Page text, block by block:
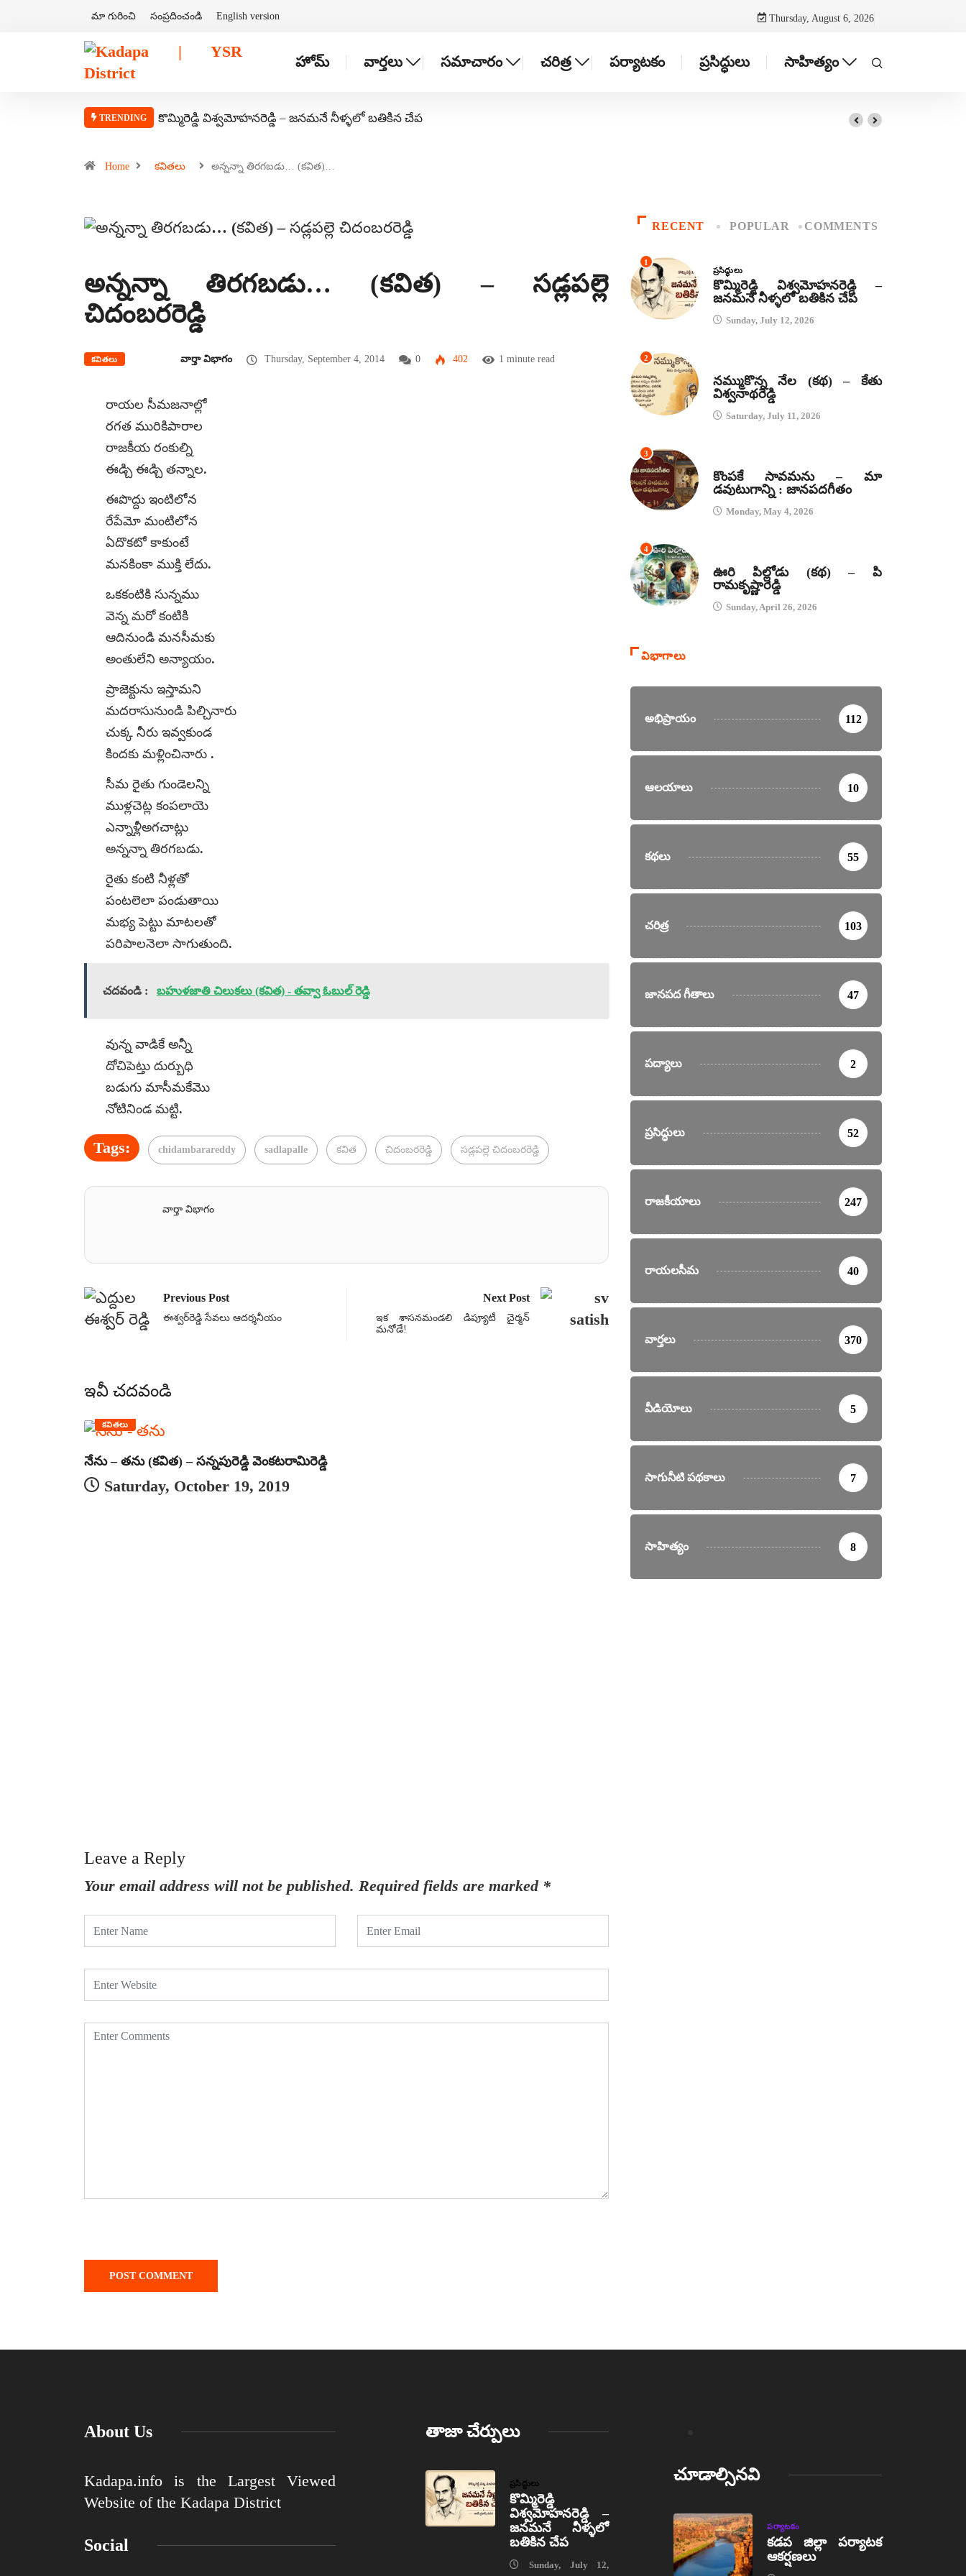
మా గురించి సంప్రదించండి English version Thursday, August 6, 2026
హోమ్ వార్తలు సమాచారం చరిత్ర పర్యాటకం ప్రసిద్ధులు సాహిత్యం
TRENDING కొమ్మిరెడ్డి విశ్వమోహనరెడ్డి – జనమనే నీళ్ళలో బతికిన చేప
Home కవితలు అన్నన్నా తిరగబడు… (కవిత)…
అన్నన్నా తిరగబడు… (కవిత) – సడ్లపల్లె
చిదంబరరెడ్డి
కవితలు వార్తా విభాగం Thursday, September 4, 2014 0 402 1 minute read
రాయల సీమజనాల్లో
రగత మురికిపారాల
రాజకీయ రంకుల్ని
ఈడ్చి ఈడ్చి తన్నాల.
ఈపొద్దు ఇంటిలోన
రేపేమో మంటిలోన
ఏదొకటో కాకుంటే
మనకింకా ముక్తి లేదు.
ఒకకంటికి సున్నము
వెన్న మరో కంటికి
ఆదినుండి మనసీమకు
అంతులేని అన్యాయం.
ప్రాజెక్టును ఇస్తామని
మదరాసునుండి పిల్చినారు
చుక్క నీరు ఇవ్వకుండ
కిందకు మళ్లించినారు .
సీమ రైతు గుండెలన్ని
ముళ్లచెట్ల కంపలాయె
ఎన్నాళ్లీఅగచాట్లు
అన్నన్నా తిరగబడు.
రైతు కంటి నీళ్లతో
పంటలెలా పండుతాయి
మభ్య పెట్టు మాటలతో
పరిపాలనెలా సాగుతుంది.
చదవండి : బహుళజాతి చిలుకలు (కవిత) - తవ్వా ఓబుల్ రెడ్డి
వున్న వాడికే అన్నీ
దోచిపెట్తు దుర్బుధి
బడుగు మాసీమకేమొ
నోటినిండ మట్టి.
Tags: chidambarareddy sadlapalle కవిత చిదంబరరెడ్డి సడ్లపల్లె చిదంబరరెడ్డి
వార్తా విభాగం
Previous Post
ఈశ్వర్‌రెడ్డి సేవలు ఆదర్శనీయం
Next Post
ఇక శాసనమండలి డిప్యూటీ చైర్మన్
మనోడే!
ఇవీ చదవండి
కవితలు
నేను – తను (కవిత) – సన్నపురెడ్డి వెంకటరామిరెడ్డి
Saturday, October 19, 2019 Tuesday, March 24, 2015
Leave a Reply
Your email address will not be published. Required fields are marked *
RECENT POPULAR COMMENTS
1
ప్రసిద్ధులు
కొమ్మిరెడ్డి విశ్వమోహనరెడ్డి –
జనమనే నీళ్ళలో బతికిన చేప
Sunday, July 12, 2026
2
నమ్ముకొన్న నేల (కథ) – కేతు
విశ్వనాథరెడ్డి
Saturday, July 11, 2026
3
కొంపకే సావమను – మా
డవుటుగాన్ని : జానపదగీతం
Monday, May 4, 2026
4
ఊరి పిల్లోడు (కథ) – పి
రామకృష్ణారెడ్డి
Sunday, April 26, 2026
విభాగాలు
అభిప్రాయం 112
ఆలయాలు 10
కథలు 55
చరిత్ర 103
జానపద గీతాలు 47
పద్యాలు 2
ప్రసిద్ధులు 52
రాజకీయాలు 247
రాయలసీమ 40
వార్తలు 370
వీడియోలు 5
సాగునీటి పథకాలు 7
సాహిత్యం 8
About Us
Kadapa.info is the Largest Viewed
Website of the Kadapa District
Social
తాజా చేర్పులు
ప్రసిద్ధులు
కొమ్మిరెడ్డి
విశ్వమోహనరెడ్డి –
జనమనే నీళ్ళలో
బతికిన చేప
Sunday, July 12,
చూడాల్సినవి
పర్యాటకం
కడప జిల్లా పర్యాటక
ఆకర్షణలు